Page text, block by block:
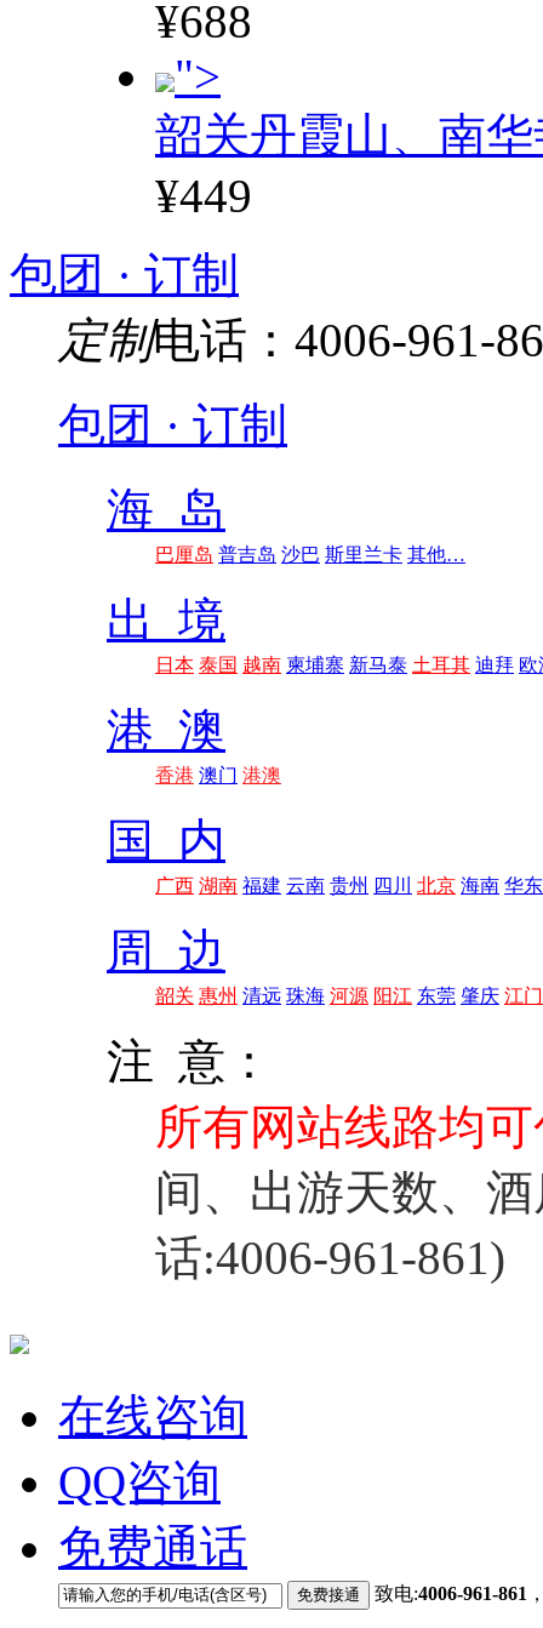
¥688
">
韶关丹霞山、南
¥449
包团 · 订制
定制电话：4006-961-
包团 · 订制
海 岛
巴厘岛 普吉岛 沙巴 斯里兰卡 其他…
出 境
日本 泰国 越南 柬埔寨 新马泰 土耳其 迪拜 欧
港 澳
香港 澳门 港澳
国 内
广西 湖南 福建 云南 贵州 四川 北京 海南 华东
周 边
韶关 惠州 清远 珠海 河源 阳江 东莞 肇庆 江门
注 意：
所有网站线路均
间、出游天数、
话:4006-961-861)
在线咨询
QQ咨询
免费通话
致电:4006-961-861